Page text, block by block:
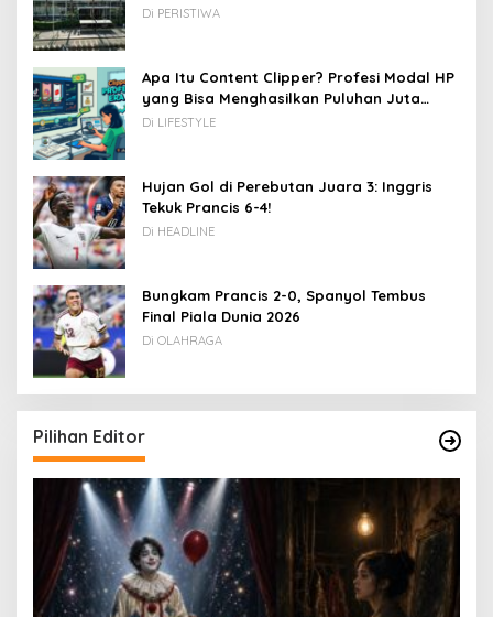
Di PERISTIWA
Apa Itu Content Clipper? Profesi Modal HP
yang Bisa Menghasilkan Puluhan Juta
Rupiah
Di LIFESTYLE
Hujan Gol di Perebutan Juara 3: Inggris
Tekuk Prancis 6-4!
Di HEADLINE
Bungkam Prancis 2-0, Spanyol Tembus
Final Piala Dunia 2026
Di OLAHRAGA
Pilihan Editor